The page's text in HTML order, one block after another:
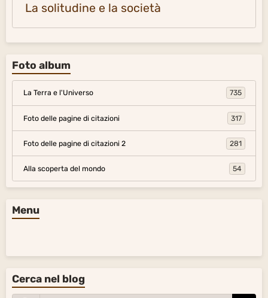
La solitudine e la società
Foto album
La Terra e l'Universo 735
Foto delle pagine di citazioni 317
Foto delle pagine di citazioni 2 281
Alla scoperta del mondo 54
Menu
Cerca nel blog